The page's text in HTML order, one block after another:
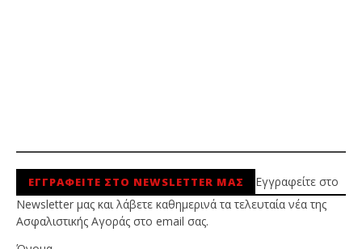
ΕΓΓΡΑΦΕΙΤΕ ΣΤΟ NEWSLETTER ΜΑΣ
Εγγραφείτε στο
Newsletter μας και λάβετε καθημερινά τα τελευταία νέα της
Ασφαλιστικής Αγοράς στο email σας.